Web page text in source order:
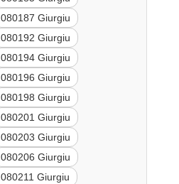
080187 Giurgiu
080192 Giurgiu
080194 Giurgiu
080196 Giurgiu
080198 Giurgiu
080201 Giurgiu
080203 Giurgiu
080206 Giurgiu
080211 Giurgiu